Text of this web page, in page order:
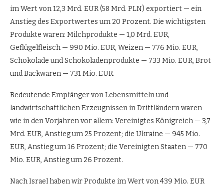
im Wert von 12,3 Mrd. EUR (58 Mrd. PLN) exportiert — ein
Anstieg des Exportwertes um 20 Prozent. Die wichtigsten
Produkte waren: Milchprodukte — 1,0 Mrd. EUR,
Geflügelfleisch — 990 Mio. EUR, Weizen — 776 Mio. EUR,
Schokolade und Schokoladenprodukte — 733 Mio. EUR, Brot
und Backwaren — 731 Mio. EUR.
Bedeutende Empfänger von Lebensmitteln und
landwirtschaftlichen Erzeugnissen in Drittländern waren
wie in den Vorjahren vor allem: Vereinigtes Königreich — 3,7
Mrd. EUR, Anstieg um 25 Prozent; die Ukraine — 945 Mio.
EUR, Anstieg um 16 Prozent; die Vereinigten Staaten — 770
Mio. EUR, Anstieg um 26 Prozent.
Nach Israel haben wir Produkte im Wert von 439 Mio. EUR